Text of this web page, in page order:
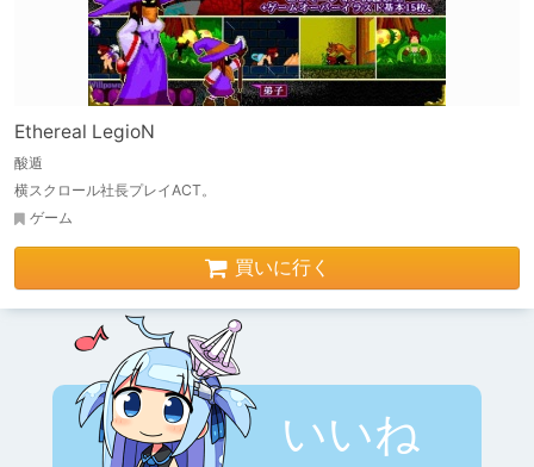
Ethereal LegioN
酸遁
横スクロール社長プレイACT。
ゲーム
買いに行く
いいね